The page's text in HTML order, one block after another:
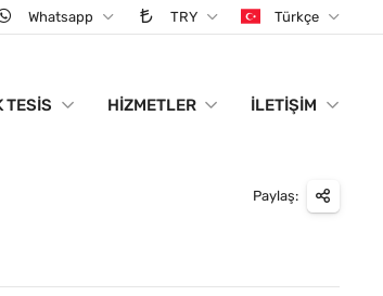
Whatsapp TRY Türkçe
TESIS HIZMETLER İLETIŞIM
Paylaş: